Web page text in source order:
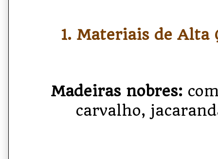
1. Materiais de Alta
Madeiras nobres:
carvalho,